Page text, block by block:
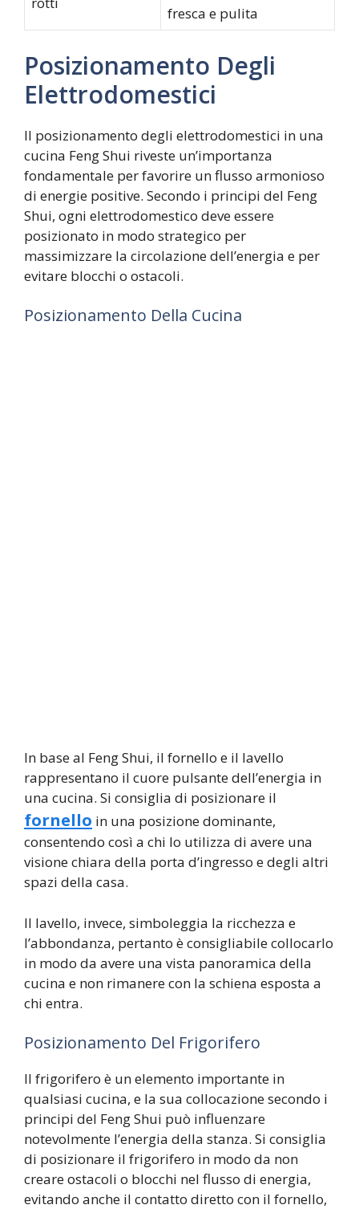
fresca e pulita
Posizionamento Degli
Elettrodomestici
Il posizionamento degli elettrodomestici in una
cucina Feng Shui riveste un’importanza
fondamentale per favorire un flusso armonioso
di energie positive. Secondo i principi del Feng
Shui, ogni elettrodomestico deve essere
posizionato in modo strategico per
massimizzare la circolazione dell’energia e per
evitare blocchi o ostacoli.
Posizionamento Della Cucina
In base al Feng Shui, il fornello e il lavello
rappresentano il cuore pulsante dell’energia in
una cucina. Si consiglia di posizionare il
fornello in una posizione dominante,
consentendo così a chi lo utilizza di avere una
visione chiara della porta d’ingresso e degli altri
spazi della casa.
Il lavello, invece, simboleggia la ricchezza e
l’abbondanza, pertanto è consigliabile collocarlo
in modo da avere una vista panoramica della
cucina e non rimanere con la schiena esposta a
chi entra.
Posizionamento Del Frigorifero
Il frigorifero è un elemento importante in
qualsiasi cucina, e la sua collocazione secondo i
principi del Feng Shui può influenzare
notevolmente l’energia della stanza. Si consiglia
di posizionare il frigorifero in modo da non
creare ostacoli o blocchi nel flusso di energia,
evitando anche il contatto diretto con il fornello,